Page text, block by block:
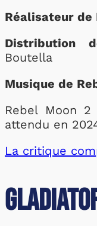
Réalisateur de
Distribution
Boutella
Musique de
Rebel Moon
attendu en
La critique